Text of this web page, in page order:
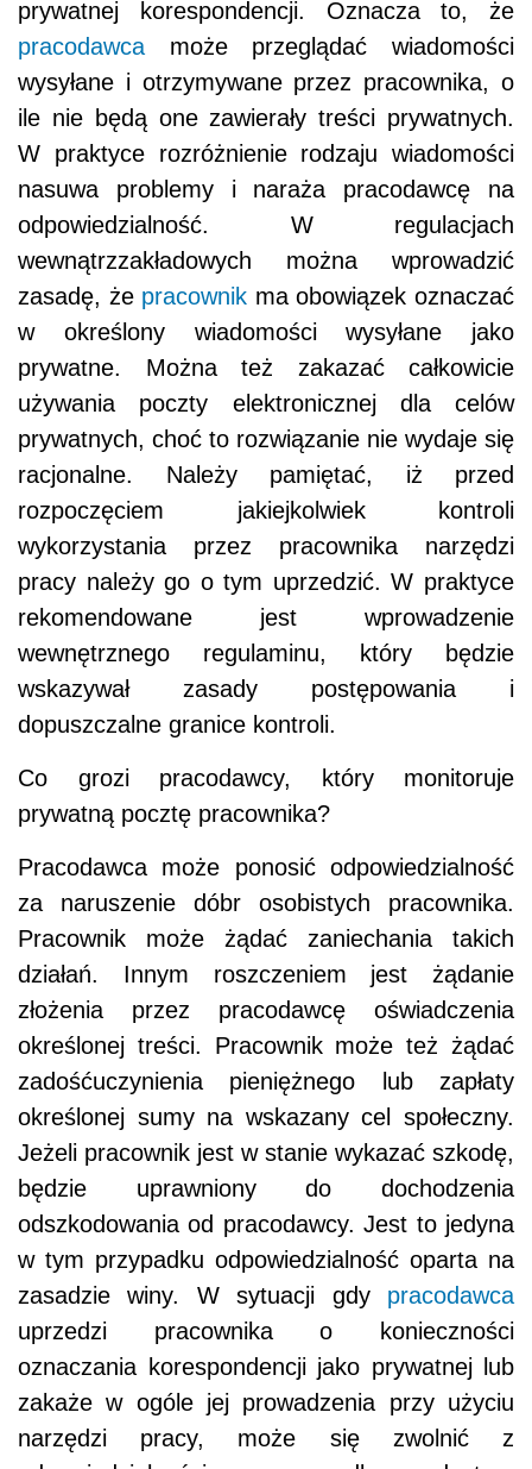
prywatnej korespondencji. Oznacza to, że
pracodawca może przeglądać wiadomości
wysyłane i otrzymywane przez pracownika, o
ile nie będą one zawierały treści prywatnych.
W praktyce rozróżnienie rodzaju wiadomości
nasuwa problemy i naraża pracodawcę na
odpowiedzialność. W regulacjach
wewnątrzzakładowych można wprowadzić
zasadę, że pracownik ma obowiązek oznaczać
w określony wiadomości wysyłane jako
prywatne. Można też zakazać całkowicie
używania poczty elektronicznej dla celów
prywatnych, choć to rozwiązanie nie wydaje się
racjonalne. Należy pamiętać, iż przed
rozpoczęciem jakiejkolwiek kontroli
wykorzystania przez pracownika narzędzi
pracy należy go o tym uprzedzić. W praktyce
rekomendowane jest wprowadzenie
wewnętrznego regulaminu, który będzie
wskazywał zasady postępowania i
dopuszczalne granice kontroli.
Co grozi pracodawcy, który monitoruje
prywatną pocztę pracownika?
Pracodawca może ponosić odpowiedzialność
za naruszenie dóbr osobistych pracownika.
Pracownik może żądać zaniechania takich
działań. Innym roszczeniem jest żądanie
złożenia przez pracodawcę oświadczenia
określonej treści. Pracownik może też żądać
zadośćuczynienia pieniężnego lub zapłaty
określonej sumy na wskazany cel społeczny.
Jeżeli pracownik jest w stanie wykazać szkodę,
będzie uprawniony do dochodzenia
odszkodowania od pracodawcy. Jest to jedyna
w tym przypadku odpowiedzialność oparta na
zasadzie winy. W sytuacji gdy pracodawca
uprzedzi pracownika o konieczności
oznaczania korespondencji jako prywatnej lub
zakaże w ogóle jej prowadzenia przy użyciu
narzędzi pracy, może się zwolnić z